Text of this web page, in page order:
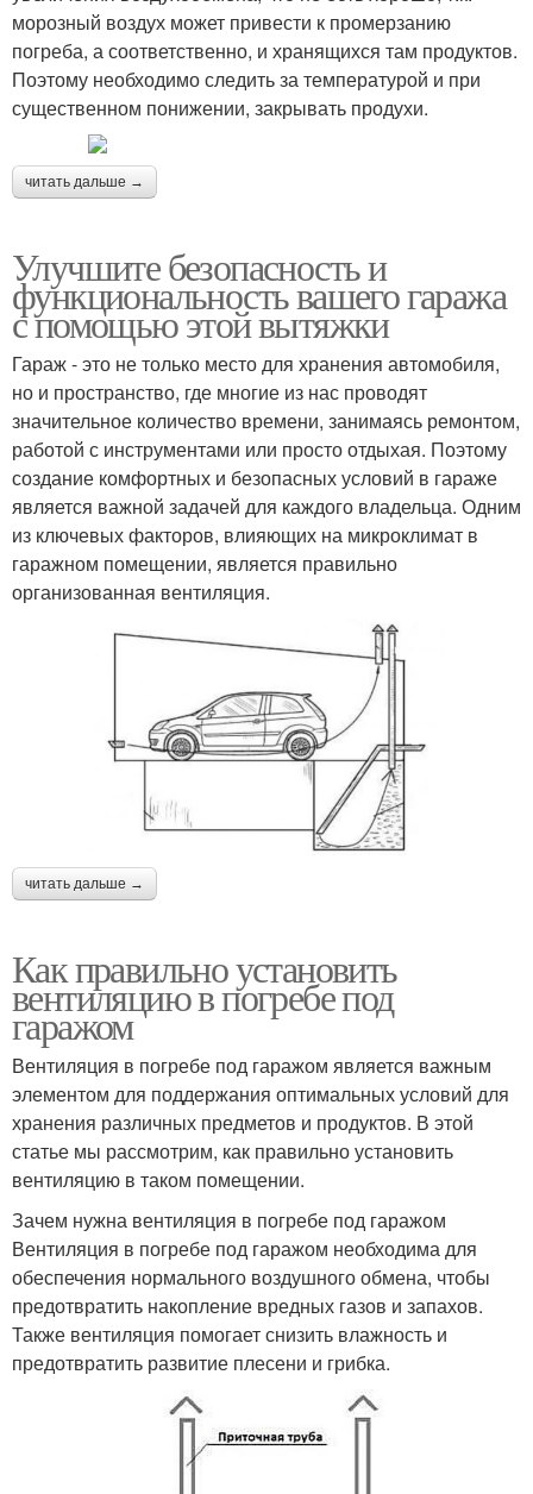
морозный воздух может привести к промерзанию
погреба, а соответственно, и хранящихся там продуктов.
Поэтому необходимо следить за температурой и при
существенном понижении, закрывать продухи.
читать дальше →
Улучшите безопасность и
функциональность вашего гаража
с помощью этой вытяжки
Гараж - это не только место для хранения автомобиля,
но и пространство, где многие из нас проводят
значительное количество времени, занимаясь ремонтом,
работой с инструментами или просто отдыхая. Поэтому
создание комфортных и безопасных условий в гараже
является важной задачей для каждого владельца. Одним
из ключевых факторов, влияющих на микроклимат в
гаражном помещении, является правильно
организованная вентиляция.
читать дальше →
Как правильно установить
вентиляцию в погребе под
гаражом
Вентиляция в погребе под гаражом является важным
элементом для поддержания оптимальных условий для
хранения различных предметов и продуктов. В этой
статье мы рассмотрим, как правильно установить
вентиляцию в таком помещении.
Зачем нужна вентиляция в погребе под гаражом
Вентиляция в погребе под гаражом необходима для
обеспечения нормального воздушного обмена, чтобы
предотвратить накопление вредных газов и запахов.
Также вентиляция помогает снизить влажность и
предотвратить развитие плесени и грибка.